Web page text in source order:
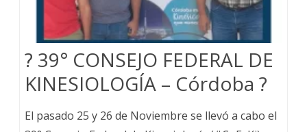
? 39° CONSEJO FEDERAL DE
KINESIOLOGÍA – Córdoba ?
El pasado 25 y 26 de Noviembre se llevó a cabo el